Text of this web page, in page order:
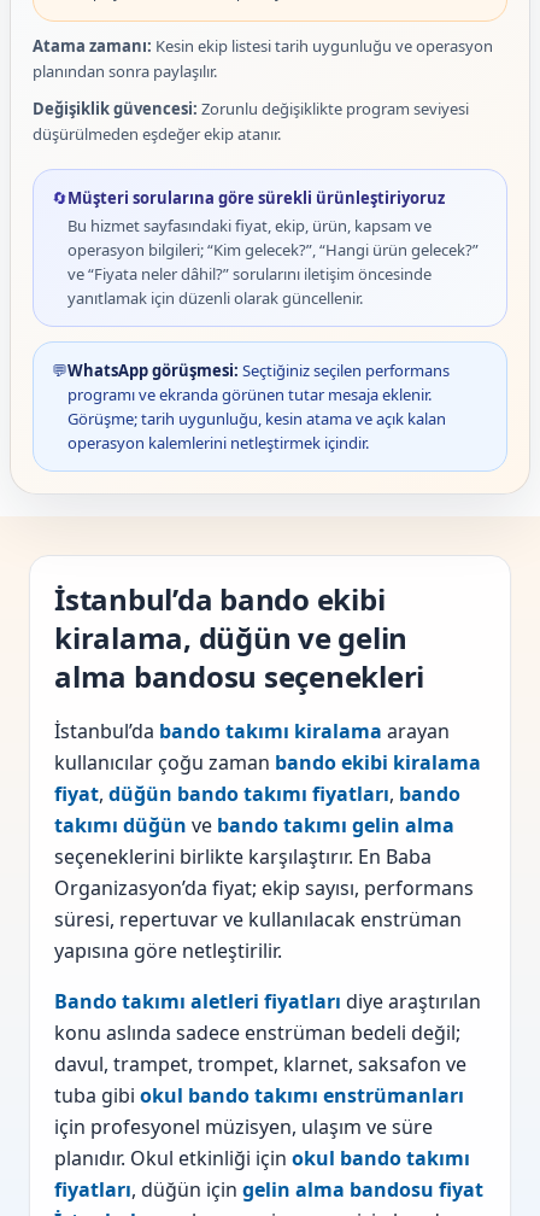
Atama zamanı: Kesin ekip listesi tarih uygunluğu ve operasyon
planından sonra paylaşılır.
Değişiklik güvencesi: Zorunlu değişiklikte program seviyesi
düşürülmeden eşdeğer ekip atanır.
🔄Müşteri sorularına göre sürekli ürünleştiriyoruz
Bu hizmet sayfasındaki fiyat, ekip, ürün, kapsam ve
operasyon bilgileri; “Kim gelecek?”, “Hangi ürün gelecek?”
ve “Fiyata neler dâhil?” sorularını iletişim öncesinde
yanıtlamak için düzenli olarak güncellenir.
💬WhatsApp görüşmesi: Seçtiğiniz seçilen performans
programı ve ekranda görünen tutar mesaja eklenir.
Görüşme; tarih uygunluğu, kesin atama ve açık kalan
operasyon kalemlerini netleştirmek içindir.
İstanbul’da bando ekibi
kiralama, düğün ve gelin
alma bandosu seçenekleri
İstanbul’da bando takımı kiralama arayan
kullanıcılar çoğu zaman bando ekibi kiralama
fiyat, düğün bando takımı fiyatları, bando
takımı düğün ve bando takımı gelin alma
seçeneklerini birlikte karşılaştırır. En Baba
Organizasyon’da fiyat; ekip sayısı, performans
süresi, repertuvar ve kullanılacak enstrüman
yapısına göre netleştirilir.
Bando takımı aletleri fiyatları diye araştırılan
konu aslında sadece enstrüman bedeli değil;
davul, trampet, trompet, klarnet, saksafon ve
tuba gibi okul bando takımı enstrümanları
için profesyonel müzisyen, ulaşım ve süre
planıdır. Okul etkinliği için okul bando takımı
fiyatları, düğün için gelin alma bandosu fiyat